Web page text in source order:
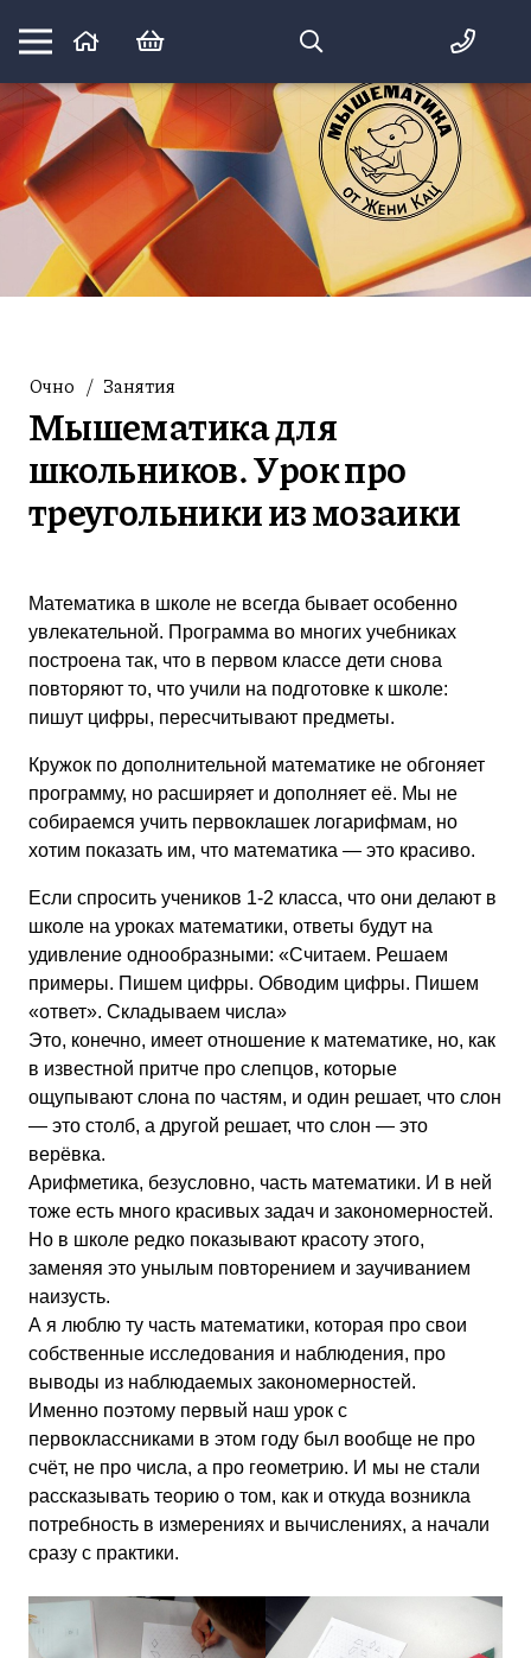
Математика вприпрыжку:
идеи и игры для детей и их родителей
Очно / Занятия
Мышематика для
школьников. Урок про
треугольники из мозаики
Математика в школе не всегда бывает особенно
увлекательной. Программа во многих учебниках
построена так, что в первом классе дети снова
повторяют то, что учили на подготовке к школе:
пишут цифры, пересчитывают предметы.
Кружок по дополнительной математике не обгоняет
программу, но расширяет и дополняет её. Мы не
собираемся учить первоклашек логарифмам, но
хотим показать им, что математика — это красиво.
Если спросить учеников 1-2 класса, что они делают в
школе на уроках математики, ответы будут на
удивление однообразными: «Считаем. Решаем
примеры. Пишем цифры. Обводим цифры. Пишем
«ответ». Складываем числа»
Это, конечно, имеет отношение к математике, но, как
в известной притче про слепцов, которые
ощупывают слона по частям, и один решает, что слон
— это столб, а другой решает, что слон — это
верёвка.
Арифметика, безусловно, часть математики. И в ней
тоже есть много красивых задач и закономерностей.
Но в школе редко показывают красоту этого,
заменяя это унылым повторением и заучиванием
наизусть.
А я люблю ту часть математики, которая про свои
собственные исследования и наблюдения, про
выводы из наблюдаемых закономерностей.
Именно поэтому первый наш урок с
первоклассниками в этом году был вообще не про
счёт, не про числа, а про геометрию. И мы не стали
рассказывать теорию о том, как и откуда возникла
потребность в измерениях и вычислениях, а начали
сразу с практики.